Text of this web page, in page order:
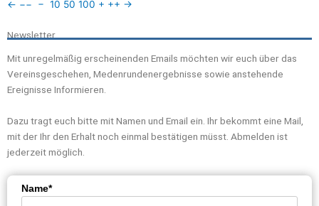
← −− − 10 50 100 + ++ →
Newsletter
Mit unregelmäßig erscheinenden Emails möchten wir euch über das
Vereinsgeschehen, Medenrundenergebnisse sowie anstehende
Ereignisse Informieren.
Dazu tragt euch bitte mit Namen und Email ein. Ihr bekommt eine Mail,
mit der Ihr den Erhalt noch einmal bestätigen müsst. Abmelden ist
jederzeit möglich.
Name*